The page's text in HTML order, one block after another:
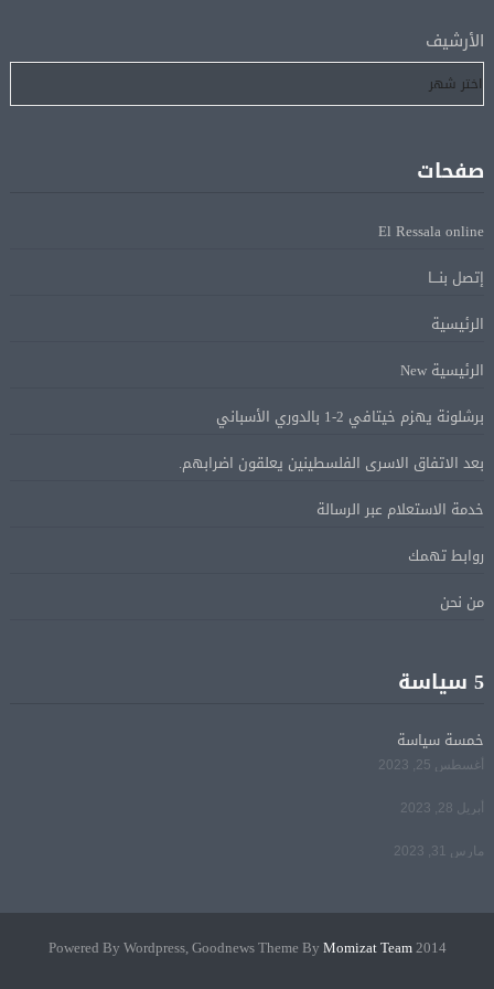
05 أغسطس
رسميًا.. انطلاق الدورى الممتاز 21 أغسطس.. وقمة الزمالك
والأهلى 11 أكتوبر
مباحثات لبنانية – أممية حول دعم لبنان وتطورات الأوضاع
فى المنطقة
على روسيا لوقف الحرب بأوكرانيا
الإسرائيلية بالقدس.. ويطلق تحركا دوليا لوقفها
قاسية
الكامل مع اليونان في مواجهة تداعيات حرائق الغابات
الشقيقين
مي سليم: سعيدة بالعودة الى الكوميديا
الأرشيف
صفحات
El Ressala online
إتصل بنـــا
الرئيسية
الرئيسية New
برشلونة يهزم خيتافي 2-1 بالدوري الأسباني
بعد الاتفاق الاسرى الفلسطينين يعلقون اضرابهم.
خدمة الاستعلام عبر الرسالة
روابط تهمك
من نحن
5 سياسة
خمسة سياسة
أغسطس 25, 2023
أبريل 28, 2023
مارس 31, 2023
2014 Powered By Wordpress, Goodnews Theme By
Momizat Team